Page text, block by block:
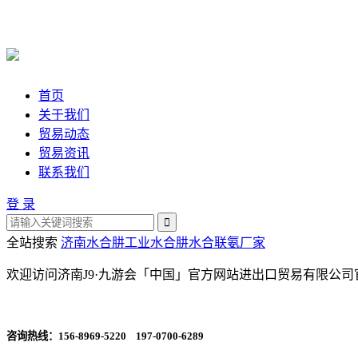
首页
关于我们
贸易动态
贸易资讯
联系我们
登 录
全站搜索 济南水合肼工业水合肼水合联氨厂家
欢迎访问济南J9·九游会「中国」官方网站进出口贸易有限公司
咨询热线： 156-8969-5220 197-0700-6289